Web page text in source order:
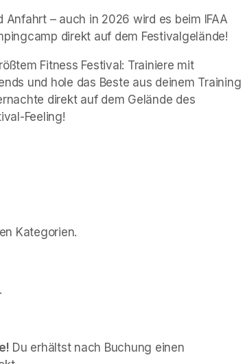
– auch in 2026 wird es beim IFAA
direkt auf dem Festivalgelände!
Fitness Festival: Trainiere mit
und hole das Beste aus deinem Training
direkt auf dem Gelände des
Feeling!
Kategorien.
Du erhältst nach Buchung einen